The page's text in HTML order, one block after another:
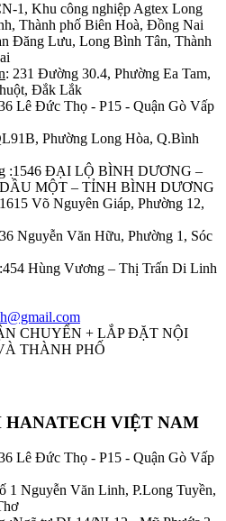
1, Khu công nghiệp Agtex Long
Thành phố Biên Hoà, Đồng Nai
Đăng Lưu, Long Bình Tân, Thành
: 231 Đường 30.4, Phường Ea Tam,
Đắk Lắk
Lê Đức Thọ - P15 - Quận Gò Vấp
Phường Long Hòa, Q.Bình
:1546 ĐẠI LỘ BÌNH DƯƠNG –
DẦU MỘT – TỈNH BÌNH DƯƠNG
Võ Nguyên Giáp, Phường 12,
Nguyễn Văn Hữu, Phường 1, Sóc
:454 Hùng Vương – Thị Trấn Di Linh
CHUYỂN + LẮP ĐẶT NỘI
THÀNH PHỐ
HANATECH VIỆT NAM
Lê Đức Thọ - P15 - Quận Gò Vấp
1 Nguyễn Văn Linh, P.Long Tuyền,